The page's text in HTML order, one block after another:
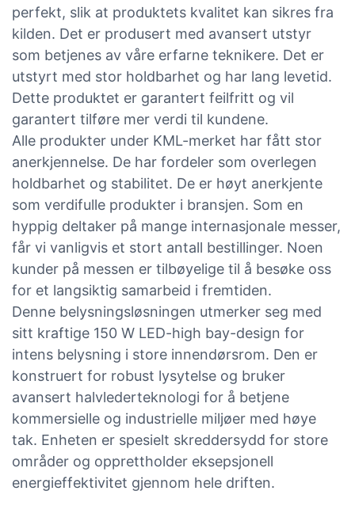
perfekt, slik at produktets kvalitet kan sikres fra
kilden. Det er produsert med avansert utstyr
som betjenes av våre erfarne teknikere. Det er
utstyrt med stor holdbarhet og har lang levetid.
Dette produktet er garantert feilfritt og vil
garantert tilføre mer verdi til kundene.
Alle produkter under KML-merket har fått stor
anerkjennelse. De har fordeler som overlegen
holdbarhet og stabilitet. De er høyt anerkjente
som verdifulle produkter i bransjen. Som en
hyppig deltaker på mange internasjonale messer,
får vi vanligvis et stort antall bestillinger. Noen
kunder på messen er tilbøyelige til å besøke oss
for et langsiktig samarbeid i fremtiden.
Denne belysningsløsningen utmerker seg med
sitt kraftige 150 W LED-high bay-design for
intens belysning i store innendørsrom. Den er
konstruert for robust lysytelse og bruker
avansert halvlederteknologi for å betjene
kommersielle og industrielle miljøer med høye
tak. Enheten er spesielt skreddersydd for store
områder og opprettholder eksepsjonell
energieffektivitet gjennom hele driften.